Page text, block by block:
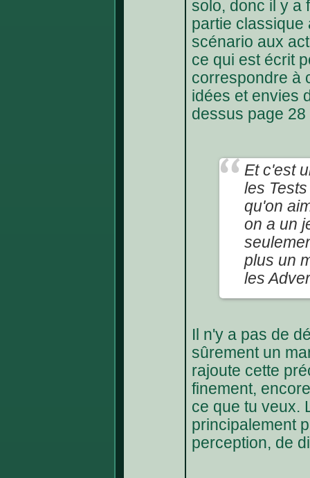
solo, donc il y a
partie classique
scénario aux
ce qui est écrit
correspondre à
idées et envies
dessus page 28
Et c'est
les
qu'on
on a un
plus un
les
Il n'y a pas de
sûrement un
rajoute cette
finement,
ce que tu veux.
principalement
perception, de